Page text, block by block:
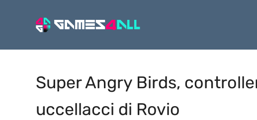
Super Angry Birds,
uccellacci di Rovio